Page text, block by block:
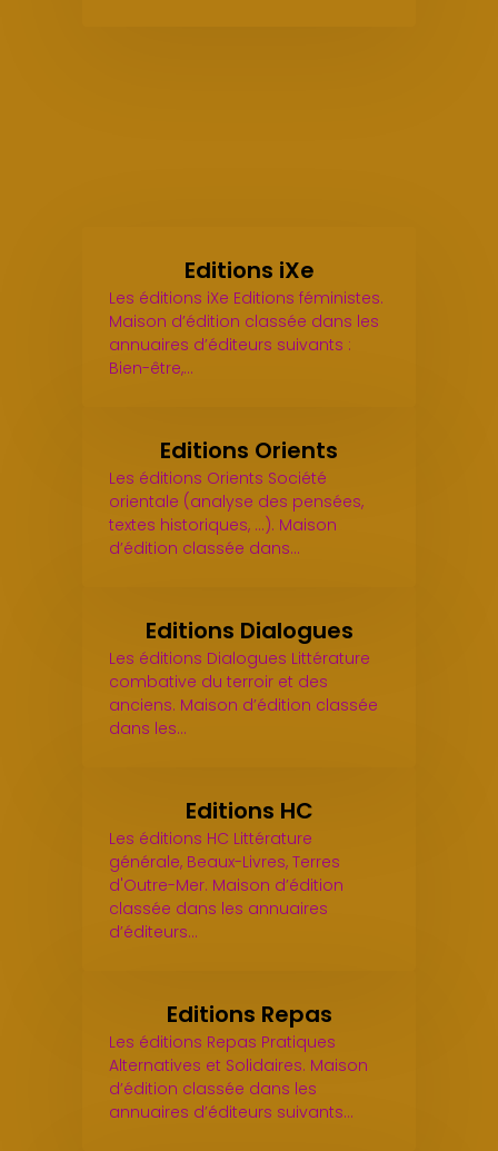
Editions iXe
Les éditions iXe Editions féministes.
Maison d’édition classée dans les
annuaires d’éditeurs suivants :
Bien-être,…
Editions Orients
Les éditions Orients Société
orientale (analyse des pensées,
textes historiques, ...). Maison
d’édition classée dans…
Editions Dialogues
Les éditions Dialogues Littérature
combative du terroir et des
anciens. Maison d’édition classée
dans les…
Editions HC
Les éditions HC Littérature
générale, Beaux-Livres, Terres
d'Outre-Mer. Maison d’édition
classée dans les annuaires
d’éditeurs…
Editions Repas
Les éditions Repas Pratiques
Alternatives et Solidaires. Maison
d’édition classée dans les
annuaires d’éditeurs suivants…